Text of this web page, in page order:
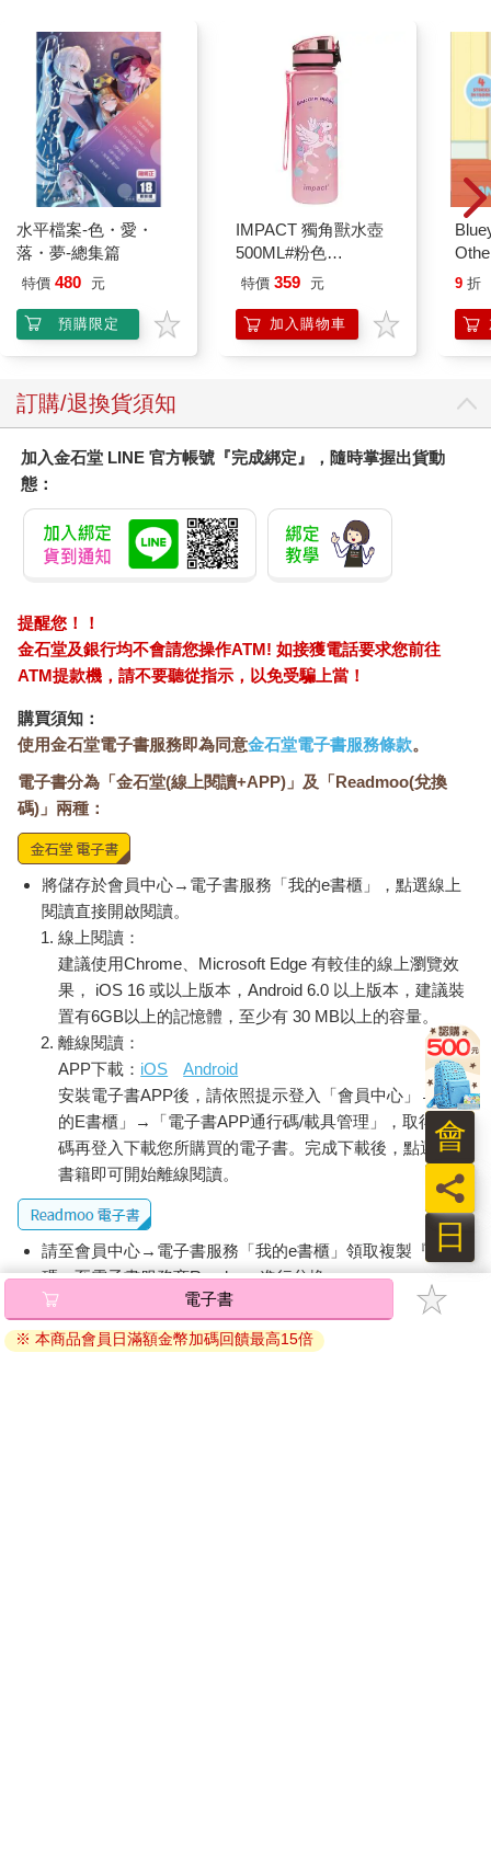
價格瞬間上漲了六億五千萬。
然而，出價者既不是宰煥，也不是暗天，而是一名始終旁觀局勢
的人。
「搞什麼啊，是誰？」
「那是誰的同伴？」
「他坐在瘟疫附近，是瘟疫的人嗎？」
「可是他們坐在不同桌啊。」
宰煥不慌不忙地觀察出價者的衣著。對方穿著一件破爛的斗篷，
與他在混沌常穿的衣物十分相似。
那人是什麼時候出現的？
宰煥並未感受到如七大神座那般特殊的壓迫感。
機世界力。
直到此時，宰煥才明白自己為何沒有注意到他。
＋
1. Ｘ：40億
2. 德里克．米爾特：33億5千萬
3. 宰煥：33億
＋
「……Ｘ？」
眾神也因為這個聞所未聞的名字而騷動起來。
「喂，拍賣官，確認過那傢伙的身分了嗎？」
「我從來沒聽說過這個名字！」
觀眾席掀起了一陣騷動。一名前所未聞的神祇突然現身，並喊出
超乎常理的價格，當然會引起反彈。
但並非所有人都是如此。
不知何時，麥亞德的目光變得更加深沉。儘管變化相當細微，宰
煥卻沒有忽略這點。
「看來那個人就是你的目標。」
麥亞德的肩膀因為宰煥不經意拋出的話語而震了一下。
「我不太清楚你突然這麼說是什麼意思。」
「你是為了引出他才利用我吧？」
宰煥腦海中的拼圖逐漸拼湊起來。
麥亞德無緣無故找上門、過度熱情的好意、對宰煥過於有利的提
議，以及……那個德烏斯．艾克斯．瑪姬娜散發出來的奇妙感
「你想裝傻到底的話，我也沒辦法。」
「裝傻？真是傷人呢。」
看著聳肩的麥亞德，宰煥開口。
「五十億。」
出價突然提高了十億，原本喧鬧的拍賣會場再度陷入沉寂。眾神
紛紛用不可置信的目光看著宰煥，以為自己聽錯了。
「宰煥？」
麥亞德顯然也沒想到宰煥會突然喊出這麼高的金額，臉上露出了
明顯的驚慌神情。
「五十億出現了！」
拍賣官的聲音中略帶一絲興奮。
Ｘ立刻作出反應。
「六十億。」
宰煥也不甘示弱地喊道：「七十億。」
「等等，宰煥，再多就……」
水平檔案-色・愛・
落・夢-總集篇
特價 480 元
預購限定
IMPACT 獨角獸水壺
500ML#粉色
IM00B11PK
特價 359 元
加入購物車
9 折
訂購/退換貨須知
加入金石堂 LINE 官方帳號『完成綁定』，隨時掌握出貨動
態：
提醒您！！
金石堂及銀行均不會請您操作ATM! 如接獲電話要求您前往
ATM提款機，請不要聽從指示，以免受騙上當！
購買須知：
使用金石堂電子書服務即為同意金石堂電子書服務條款。
電子書分為「金石堂(線上閱讀+APP)」及「Readmoo(兌換
碼)」兩種：
將儲存於會員中心→電子書服務「我的e書櫃」，點選線上
閱讀直接開啟閱讀。
線上閱讀：
建議使用Chrome、Microsoft Edge 有較佳的線上瀏覽效
果， iOS 16 或以上版本，Android 6.0 以上版本，建議裝
置有6GB以上的記憶體，至少有 30 MB以上的容量。
離線閱讀：
APP下載： iOS
Android
安裝電子書APP後，請依照提示登入「會員中心」→「我
的E書櫃」→「電子書APP通行碼/載具管理」，取得通行
碼再登入下載您所購買的電子書。完成下載後，點選任一
書籍即可開始離線閱讀。
請至會員中心→電子書服務「我的e書櫃」領取複製『兌換
碼』至電子書服務商Readmoo進行兌換。
退換貨須知：
因版權保護，您在金石堂所購買的電子書僅能以金石堂專屬
電子書
※ 本商品會員日滿額金幣加碼回饋最高15倍
日
員
會